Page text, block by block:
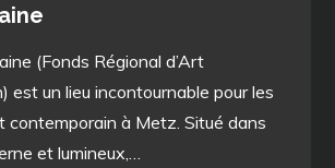
(Fonds Régional d’Art
est un lieu incontournable pour les
contemporain à Metz. Situé dans
et lumineux,…